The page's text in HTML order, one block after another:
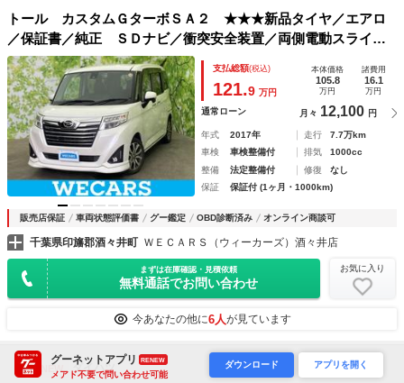
トール カスタムＧターボＳＡ２ ★★★新品タイヤ／エアロ
／保証書／純正 ＳＤナビ／衝突安全装置／両側電動スライド
ドア／車線逸脱防止支援システム／ドライブレコーダー 社外
／ヘッドランプ ＬＥＤ／Ｂｌｕｅｔｏｏｔｈ接続／ＥＴＣ
支払総額(税込)
121.9 万円
本体価格
105.8
万円
諸費用
16.1
万円
通常ローン 月々 12,100 円
年式 2017年 走行
7.7万km
車検
車検整備付 排気
1000cc
整備
法定整備付 修復
なし
保証
保証付 (1ヶ月・1000km)
販売店保証 車両状態評価書 グー鑑定 OBD診断済み オンライン商談可
千葉県印旛郡酒々井町 ＷＥＣＡＲＳ（ウィーカーズ）酒々井店
まずは在庫確認・見積依頼
無料通話でお問い合わせ
お気に入り
今あなたの他に6人が見ています
NEW ダイハツ
グーネットアプリ RENEW
メアド不要で問い合わせ可能
ダウンロード アプリを開く